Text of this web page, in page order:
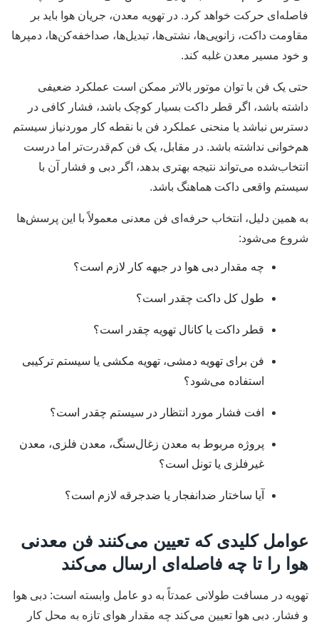
فاصله‌ای حرکت خواهد کرد. در تهویه معدن، جریان هوا باید بر
مقاومت داکت، زانویی‌ها، نشتی‌ها، تبدیل‌ها، صداخفه‌کن‌ها، دمپرها
و خود مسیر معدن غلبه کند.
حتی یک فن با توان موتور بالاتر ممکن است عملکرد ضعیفی
داشته باشد، اگر قطر داکت بسیار کوچک باشد، فشار کافی در
دسترس نباشد یا منحنی عملکرد فن با نقطه کار موردنیاز سیستم
هم‌خوانی نداشته باشد. در مقابل، یک فن کم‌قدرت‌تر اما درست
انتخاب‌شده می‌تواند نتیجه بهتری بدهد، اگر دبی و فشار آن با
سیستم واقعی داکت هماهنگ باشد.
به همین دلیل، انتخاب حرفه‌ای فن معدنی معمولاً با این پرسش‌ها
شروع می‌شود:
چه مقدار دبی هوا در جبهه کار لازم است؟
طول کل داکت چقدر است؟
قطر داکت یا کانال تهویه چقدر است؟
فن برای تهویه دمشی، تهویه مکشی یا سیستم ترکیبی
استفاده می‌شود؟
افت فشار مورد انتظار در سیستم چقدر است؟
پروژه مربوط به معدن زغال‌سنگ، معدن فلزی، معدن
غیرفلزی یا تونل است؟
آیا ساختار ضدانفجار یا ضدجرقه لازم است؟
عوامل کلیدی که تعیین می‌کنند فن معدنی
هوا را تا چه فاصله‌ای ارسال می‌کند
تهویه در مسافت طولانی عمدتاً به دو عامل وابسته است: دبی هوا
و فشار. دبی هوا تعیین می‌کند چه مقدار هوای تازه به محل کار